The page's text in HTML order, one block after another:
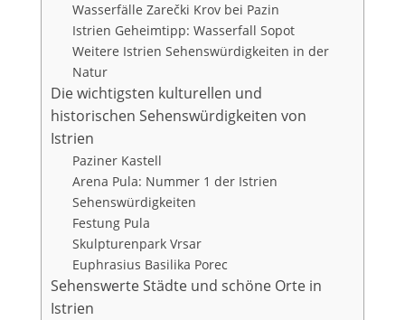
Wasserfälle Zarečki Krov bei Pazin
Istrien Geheimtipp: Wasserfall Sopot
Weitere Istrien Sehenswürdigkeiten in der
Natur
Die wichtigsten kulturellen und
historischen Sehenswürdigkeiten von
Istrien
Paziner Kastell
Arena Pula: Nummer 1 der Istrien
Sehenswürdigkeiten
Festung Pula
Skulpturenpark Vrsar
Euphrasius Basilika Porec
Sehenswerte Städte und schöne Orte in
Istrien